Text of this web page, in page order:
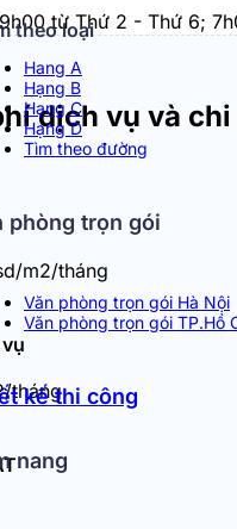
theo loại
Hang A
Hạng B
Hạng C
Hạng D
Tìm theo đường
phòng trọn gói
Văn phòng trọn gói Hà Nội
Văn phòng trọn gói TP.Hồ
kế thi công
nang
từ Thứ 2 - Thứ 6;
dịch vụ và
m2/tháng
vụ
tháng